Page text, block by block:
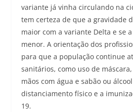
variante já vinha circulando na
tem certeza de que a gravidade
maior com a variante Delta e se
menor. A orientação dos
para que a população continue
sanitários, como uso de
mãos com água e sabão ou
distanciamento físico e a
19.